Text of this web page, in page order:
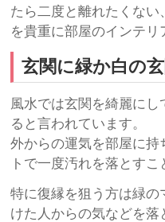
たら二度と離れたくない
を貴重に部屋のインテリ
玄関に緑か白の
風水では玄関を綺麗に
ると言われています。
外からの運気を部屋に持
トで一度汚れを落とすこ
特に復縁を狙う方は緑の
けた人からの気などを落